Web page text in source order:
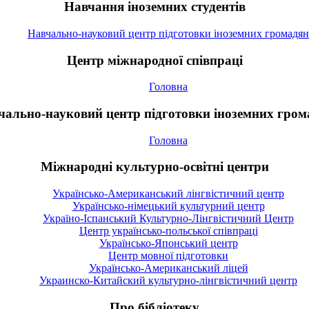
Навчання іноземних студентів
Навчально-науковий центр підготовки іноземних громадян
Центр міжнародної співпраці
Головна
науковий центр підготовки іноземних
Головна
Міжнародні культурно-освітні центри
Українсько-Американський лінгвістичний центр
Українсько-німецький культурний центр
Україно-Іспанський Культурно-Лінгвістичний Центр
Центр українсько-польської співпраці
Українсько-Японський центр
Центр мовної підготовки
Українсько-Американський ліцей
Украинско-Китайский культурно-лінгвістичний центр